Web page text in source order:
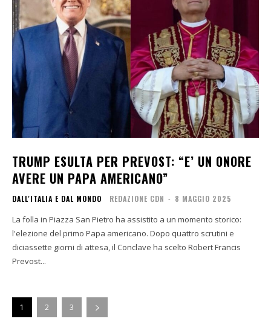
TRUMP ESULTA PER PREVOST: “E’ UN ONORE
AVERE UN PAPA AMERICANO”
DALL'ITALIA E DAL MONDO REDAZIONE CDN - 8 MAGGIO 2025
La folla in Piazza San Pietro ha assistito a un momento storico:
l'elezione del primo Papa americano. Dopo quattro scrutini e
diciassette giorni di attesa, il Conclave ha scelto Robert Francis
Prevost...
1 2 3